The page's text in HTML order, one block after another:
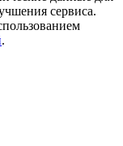
сервиса.
.